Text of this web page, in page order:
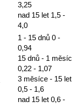
3,25
nad 15 let 1,5 -
4,0
1 - 15 dnů 0 -
0,94
15 dnů - 1 měsíc
0,22 - 1,07
3 měsíce - 15 let
0,5 - 1,6
nad 15 let 0,6 -